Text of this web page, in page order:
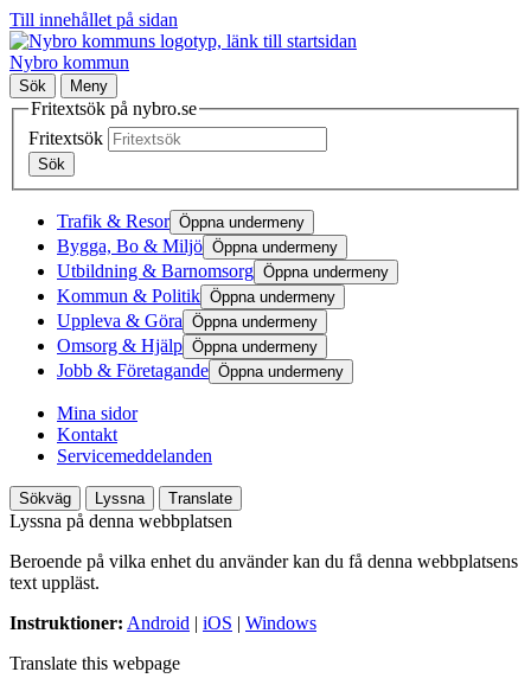
Till innehållet på sidan
Nybro kommun
Sök Meny
Fritextsök på nybro.se
Fritextsök
Sök
Trafik & Resor Öppna undermeny
Bygga, Bo & Miljö Öppna undermeny
Utbildning & Barnomsorg Öppna undermeny
Kommun & Politik Öppna undermeny
Uppleva & Göra Öppna undermeny
Omsorg & Hjälp Öppna undermeny
Jobb & Företagande Öppna undermeny
Mina sidor
Kontakt
Servicemeddelanden
Sökväg Lyssna Translate
Lyssna på denna webbplatsen
Beroende på vilka enhet du använder kan du få denna webbplatsens
text uppläst.
Instruktioner: Android | iOS | Windows
Translate this webpage